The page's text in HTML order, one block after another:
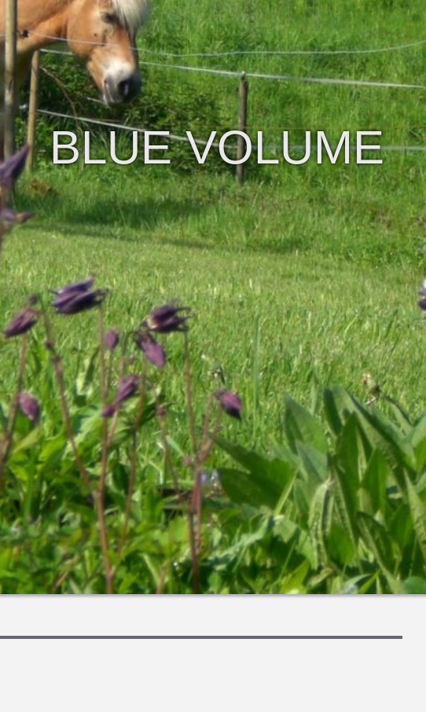
BLUE VOLUME